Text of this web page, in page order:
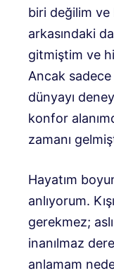
biri değilim ve
arkasındaki
gitmiştim ve
Ancak
dünyayı
konfor
zamanı
Hayatım
anlıyorum.
gerekmez;
inanılmaz
anlamam